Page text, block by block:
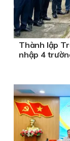
Thành lập
nhập 4